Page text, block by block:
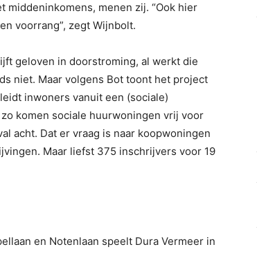
middeninkomens, menen zij. “Ook hier
voorrang”, zegt Wijnbolt.
geloven in doorstroming, al werkt die
niet. Maar volgens Bot toont het project
inwoners vanuit een (sociale)
komen sociale huurwoningen vrij voor
acht. Dat er vraag is naar koopwoningen
Maar liefst 375 inschrijvers voor 19
en Notenlaan speelt Dura Vermeer in